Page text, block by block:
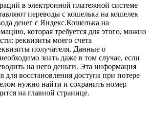
в электронной платежной системе
переводы с кошелька на кошелек
денег с Яндекс.Кошелька на
которая требуется для этого, можно
реквизиты моего счета
получателя. Данные о
знать даже в том случае, если
на него деньги. Эта информация
для восстановления доступа при потере
нужно найти и сохранить номер
на главной странице.